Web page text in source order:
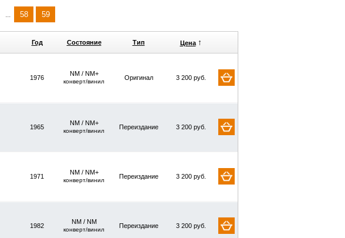
... 58 59
Год Состояние Тип Цена ↑
1976
NM / NM+
конверт/винил
Оригинал 3 200 руб.
1965
NM / NM+
конверт/винил
Переиздание 3 200 руб.
1971
NM / NM+
конверт/винил
Переиздание 3 200 руб.
1982
NM / NM
конверт/винил
Переиздание 3 200 руб.